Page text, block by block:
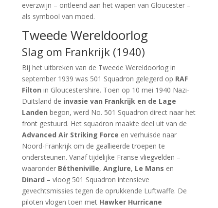
everzwijn – ontleend aan het wapen van Gloucester –
als symbool van moed.
Tweede Wereldoorlog
Slag om Frankrijk (1940)
Bij het uitbreken van de Tweede Wereldoorlog in
september 1939 was 501 Squadron gelegerd op RAF
Filton in Gloucestershire. Toen op 10 mei 1940 Nazi-
Duitsland de invasie van Frankrijk en de Lage
Landen begon, werd No. 501 Squadron direct naar het
front gestuurd. Het squadron maakte deel uit van de
Advanced Air Striking Force en verhuisde naar
Noord-Frankrijk om de geallieerde troepen te
ondersteunen. Vanaf tijdelijke Franse vliegvelden –
waaronder Bétheniville, Anglure, Le Mans en
Dinard – vloog 501 Squadron intensieve
gevechtsmissies tegen de oprukkende Luftwaffe. De
piloten vlogen toen met Hawker Hurricane